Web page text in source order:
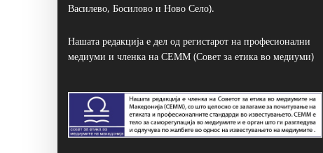
Василево, Босилово и Ново Село).
Нашата редакција е дел од регистарот на професионални
медиуми и членка на СЕММ (Совет за етика во медиуми)